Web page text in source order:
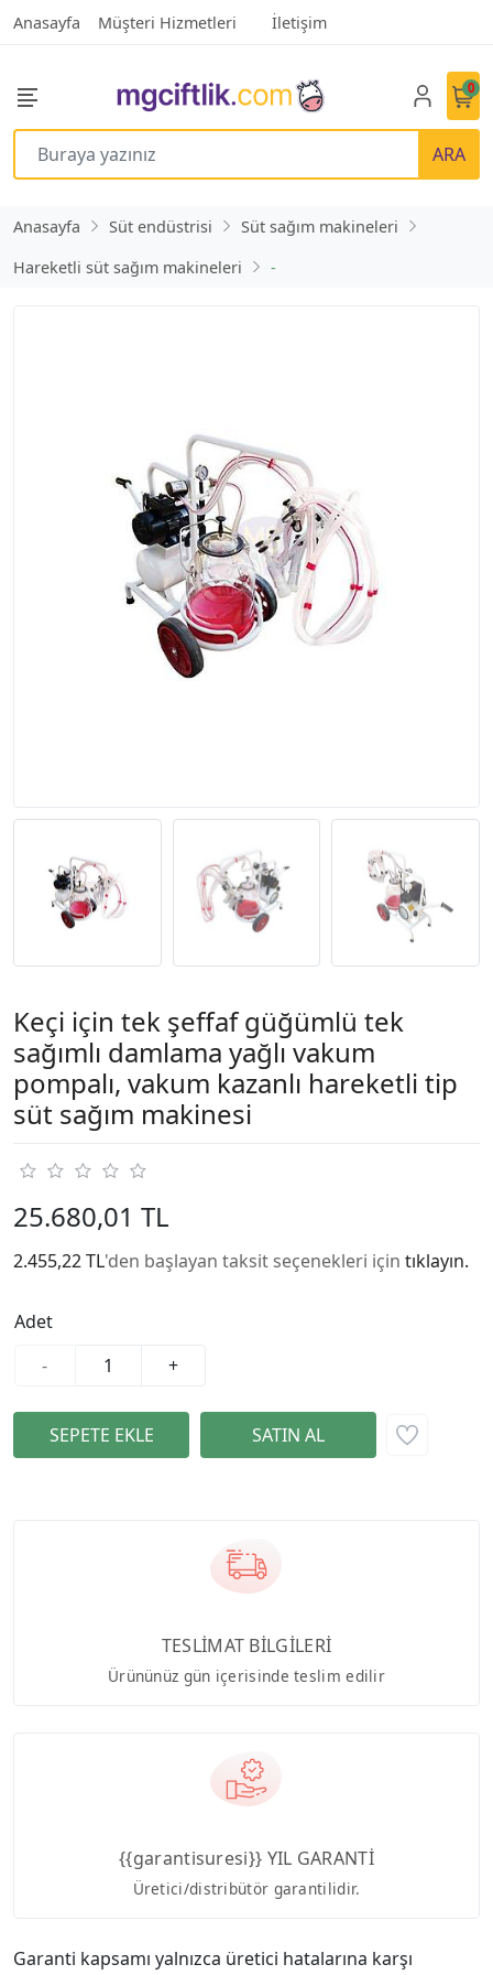
Anasayfa Müşteri Hizmetleri İletişim
ARA
0
Anasayfa Süt endüstrisi
Süt sağım makineleri
Hareketli süt sağım makineleri
-
Keçi için tek şeffaf güğümlü tek
sağımlı damlama yağlı vakum
pompalı, vakum kazanlı hareketli tip
süt sağım makinesi
25.680,01 TL
2.455,22 TL'den başlayan taksit seçenekleri için tıklayın.
Adet
-
+
TESLİMAT BİLGİLERİ
Ürününüz gün içerisinde teslim edilir
{{garantisuresi}} YIL GARANTİ
Üretici/distribütör garantilidir.
Garanti kapsamı yalnızca üretici hatalarına karşı